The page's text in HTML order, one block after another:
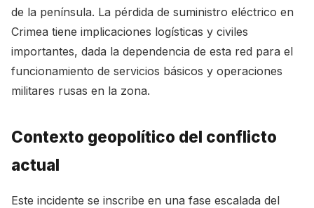
de la península. La pérdida de suministro eléctrico en
Crimea tiene implicaciones logísticas y civiles
importantes, dada la dependencia de esta red para el
funcionamiento de servicios básicos y operaciones
militares rusas en la zona.
Contexto geopolítico del conflicto
actual
Este incidente se inscribe en una fase escalada del